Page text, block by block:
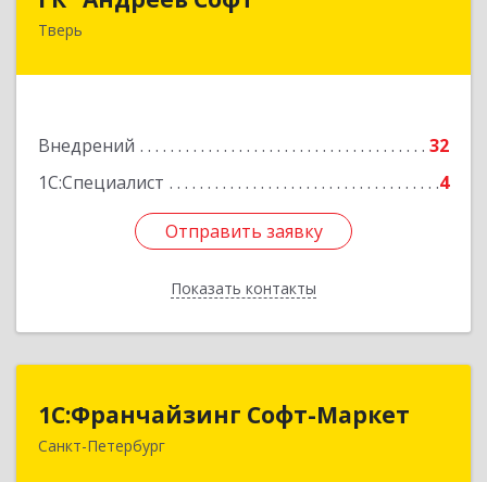
Тверь
Внедрений
32
1С:Специалист
4
Отправить заявку
Показать контакты
170000, Тверская обл, Тверь г, Новоторжская
Отправить заявку
Назад
1С:Франчайзинг Софт-Маркет
Санкт-Петербург
1С:Франчайзинг Софт-Маркет
Санкт-Петербург г, Суворовский проспект, 10